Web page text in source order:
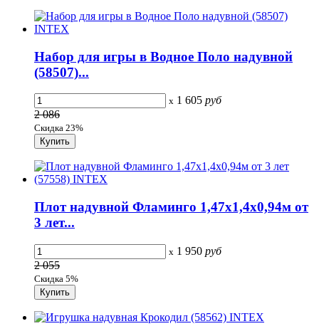
Набор для игры в Водное Поло надувной
(58507)...
x 1 605 руб
2 086
Скидка 23%
Плот надувной Фламинго 1,47х1,4х0,94м от
3 лет...
x 1 950 руб
2 055
Скидка 5%